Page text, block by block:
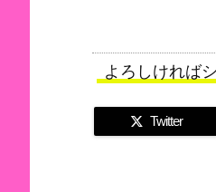
よろしければ
Twitter